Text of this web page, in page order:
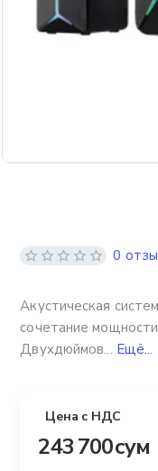
Акустическая
сочетание
Двухдюймов... Ещё...
0
Цена с НДС
243 700 сум